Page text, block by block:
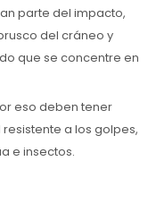
parte del impacto,
del cráneo y
que se concentre en
eso deben tener
a los golpes,
e insectos.